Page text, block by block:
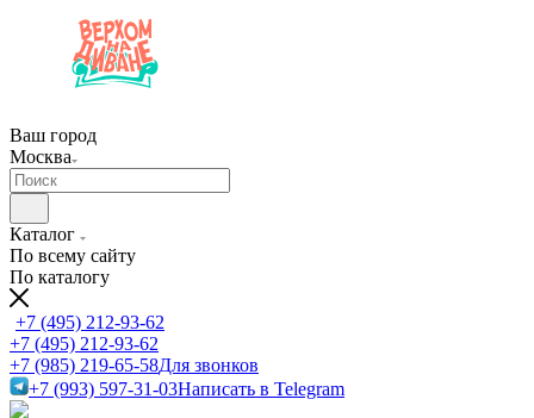
Ваш город
Москва
Каталог
По всему сайту
По каталогу
+7 (495) 212-93-62
+7 (495) 212-93-62
+7 (985) 219-65-58Для звонков
+7 (993) 597-31-03Написать в Telegram